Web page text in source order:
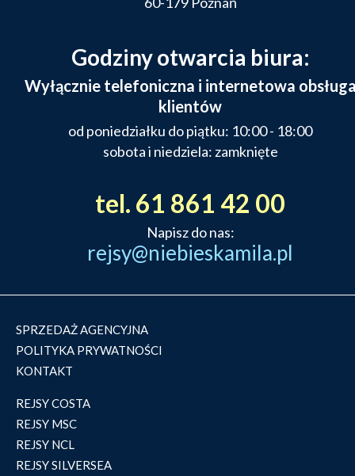
Godziny otwarcia biura:
Wyłącznie telefoniczna i internetowa
klientów
od poniedziałku do piątku: 10:00 - 18:00
sobota i niedziela: zamknięte
tel. 61 861 42 00
Napisz do nas:
rejsy@niebieskamila.pl
SPRZEDAŻ AGENCYJNA
POLITYKA PRYWATNOŚCI
KONTAKT
REJSY COSTA
REJSY MSC
REJSY NCL
REJSY SILVERSEA